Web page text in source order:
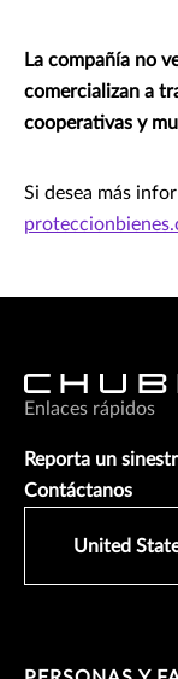
La compañía no
comercializan a
cooperativas y
Si desea más
Enlaces rápidos
Reporta un
Contáctanos
United